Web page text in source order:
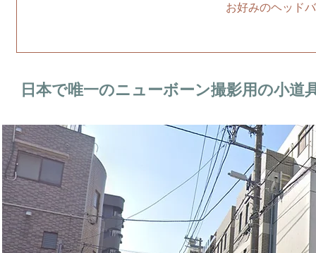
お好みのヘッド
日本で唯一のニューボーン撮影用の小道